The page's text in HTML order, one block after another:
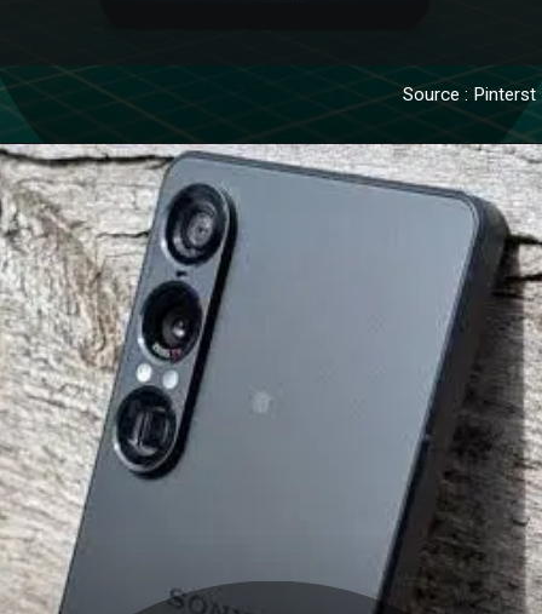
Source : Pinterst